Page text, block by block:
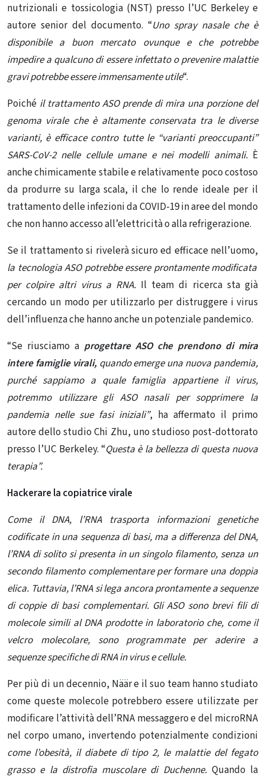
nutrizionali e tossicologia (NST) presso l’UC Berkeley e
autore senior del documento. “Uno spray nasale che è
disponibile a buon mercato ovunque e che potrebbe
impedire a qualcuno di essere infettato o prevenire malattie
gravi potrebbe essere immensamente utile“.
Poiché il trattamento ASO prende di mira una porzione del
genoma virale che è altamente conservata tra le diverse
varianti, è efficace contro tutte le “varianti preoccupanti”
SARS-CoV-2 nelle cellule umane e nei modelli animali. È
anche chimicamente stabile e relativamente poco costoso
da produrre su larga scala, il che lo rende ideale per il
trattamento delle infezioni da COVID-19 in aree del mondo
che non hanno accesso all’elettricità o alla refrigerazione.
Se il trattamento si rivelerà sicuro ed efficace nell’uomo,
la tecnologia ASO potrebbe essere prontamente modificata
per colpire altri virus a RNA.Il team di ricerca sta già
cercando un modo per utilizzarlo per distruggere i virus
dell’influenzache hanno anche un potenziale pandemico.
“Se riusciamo a progettare ASO che prendono di mira
intere famiglie virali, quando emerge una nuova pandemia,
purché sappiamo a quale famiglia appartiene il virus,
potremmo utilizzare gli ASO nasali per sopprimere la
pandemia nelle sue fasi iniziali”, ha affermato il primo
autore dello studio Chi Zhu, uno studioso post-dottorato
presso l’UC Berkeley. “Questa è la bellezza di questa nuova
terapia”.
Hackerare la copiatrice virale
Come il DNA, l’RNA trasporta informazioni genetiche
codificate in una sequenza di basi, ma a differenza del DNA,
l’RNA di solito si presenta in un singolo filamento, senza un
secondo filamento complementare per formare una doppia
elica. Tuttavia, l’RNA si lega ancora prontamente a sequenze
di coppie di basi complementari. Gli ASO sono brevi fili di
molecole simili al DNA prodotte in laboratorio che, come il
velcro molecolare, sono programmate per aderire a
sequenze specifiche di RNA in virus e cellule.
Per più di un decennio, Näär e il suo team hanno studiato
come queste molecole potrebbero essere utilizzate per
modificare l’attività dell’RNA messaggero e del microRNA
nel corpo umano, invertendo potenzialmente condizioni
come l’obesità, il diabete di tipo 2, le malattie del fegato
grasso e la distrofia muscolare di Duchenne.Quando la